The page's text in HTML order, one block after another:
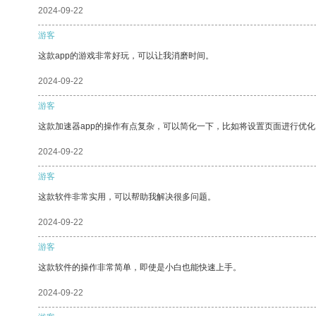
2024-09-22
游客
这款app的游戏非常好玩，可以让我消磨时间。
2024-09-22
游客
这款加速器app的操作有点复杂，可以简化一下，比如将设置页面进行优
2024-09-22
游客
这款软件非常实用，可以帮助我解决很多问题。
2024-09-22
游客
这款软件的操作非常简单，即使是小白也能快速上手。
2024-09-22